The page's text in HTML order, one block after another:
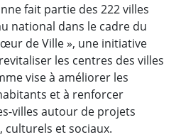
fait partie des 222 villes
national dans le cadre du
de Ville », une initiative
les centres des villes
vise à améliorer les
et à renforcer
villes autour de projets
culturels et sociaux.